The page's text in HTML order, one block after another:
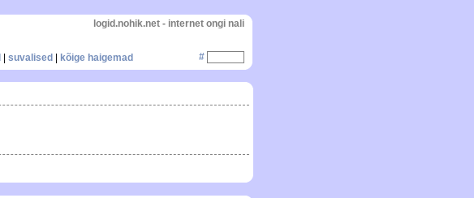
suvalised kõige haigemad
logid.nohik.net - internet ongi nali
#